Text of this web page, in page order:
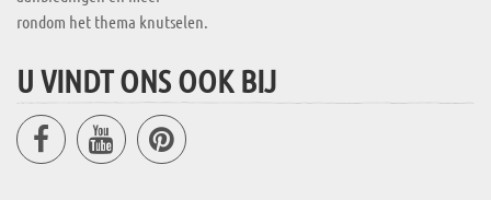
rondom het thema knutselen.
U VINDT ONS OOK BIJ